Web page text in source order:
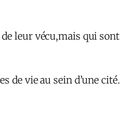
leur vécu,mais qui sont
de vie au sein d’une cité.